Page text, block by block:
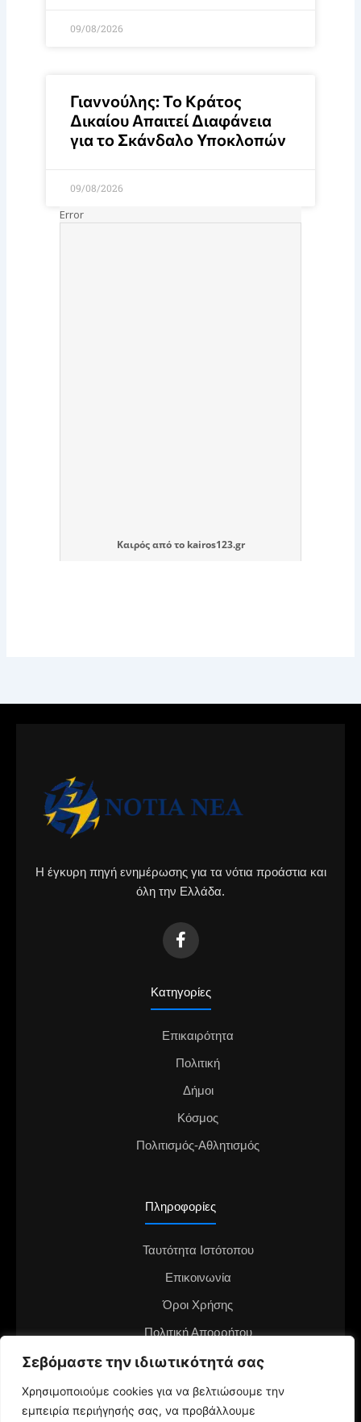
Σεβόμαστε την ιδιωτικότητά σας
Χρησιμοποιούμε cookies για να βελτιώσουμε την
εμπειρία περιήγησής σας, να προβάλλουμε
09/08/2026
Γιαννούλης: Το Κράτος
Δικαίου Απαιτεί Διαφάνεια
για το Σκάνδαλο Υποκλοπών
09/08/2026
Καιρόςαπό το kairos123.gr
Η έγκυρη πηγή ενημέρωσης για τα νότια προάστια και
όλη την Ελλάδα.
Κατηγορίες
Επικαιρότητα
Πολιτική
Δήμοι
Κόσμος
Πολιτισμός-Αθλητισμός
Πληροφορίες
Ταυτότητα Ιστότοπου
Επικοινωνία
Όροι Χρήσης
Πολιτική Απορρήτου
Διαφημιστείτε στο notianea.gr
Γίνε ο ανταποκριτής στην περιοχή σου